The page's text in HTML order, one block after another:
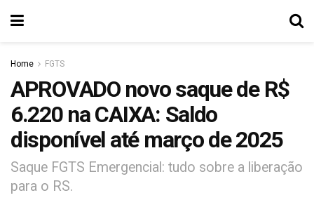
Home FGTS
APROVADO novo saque de R$
6.220 na CAIXA: Saldo
disponível até março de 2025
Saque FGTS Emergencial: tudo sobre a liberação
para o RS.